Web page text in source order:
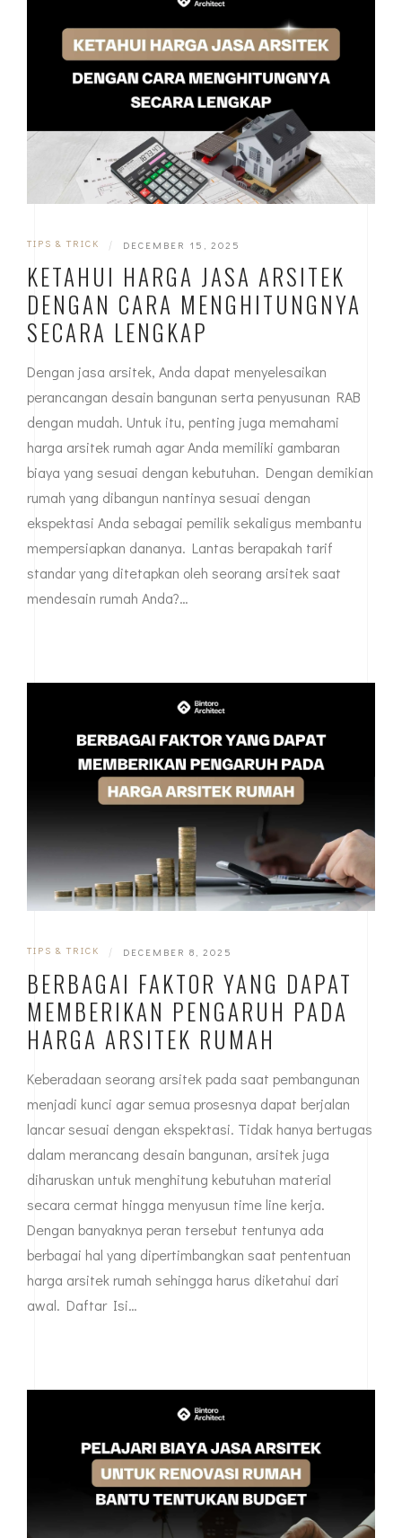
TIPS & TRICK | DECEMBER 15, 2025
KETAHUI HARGA JASA ARSITEK
DENGAN CARA MENGHITUNGNYA
SECARA LENGKAP
Dengan jasa arsitek, Anda dapat menyelesaikan
perancangan desain bangunan serta penyusunan RAB
dengan mudah. Untuk itu, penting juga memahami
harga arsitek rumah agar Anda memiliki gambaran
biaya yang sesuai dengan kebutuhan. Dengan demikian
rumah yang dibangun nantinya sesuai dengan
ekspektasi Anda sebagai pemilik sekaligus membantu
mempersiapkan dananya. Lantas berapakah tarif
standar yang ditetapkan oleh seorang arsitek saat
mendesain rumah Anda?…
TIPS & TRICK | DECEMBER 8, 2025
BERBAGAI FAKTOR YANG DAPAT
MEMBERIKAN PENGARUH PADA
HARGA ARSITEK RUMAH
Keberadaan seorang arsitek pada saat pembangunan
menjadi kunci agar semua prosesnya dapat berjalan
lancar sesuai dengan ekspektasi. Tidak hanya bertugas
dalam merancang desain bangunan, arsitek juga
diharuskan untuk menghitung kebutuhan material
secara cermat hingga menyusun time line kerja.
Dengan banyaknya peran tersebut tentunya ada
berbagai hal yang dipertimbangkan saat pententuan
harga arsitek rumah sehingga harus diketahui dari
awal. Daftar Isi…